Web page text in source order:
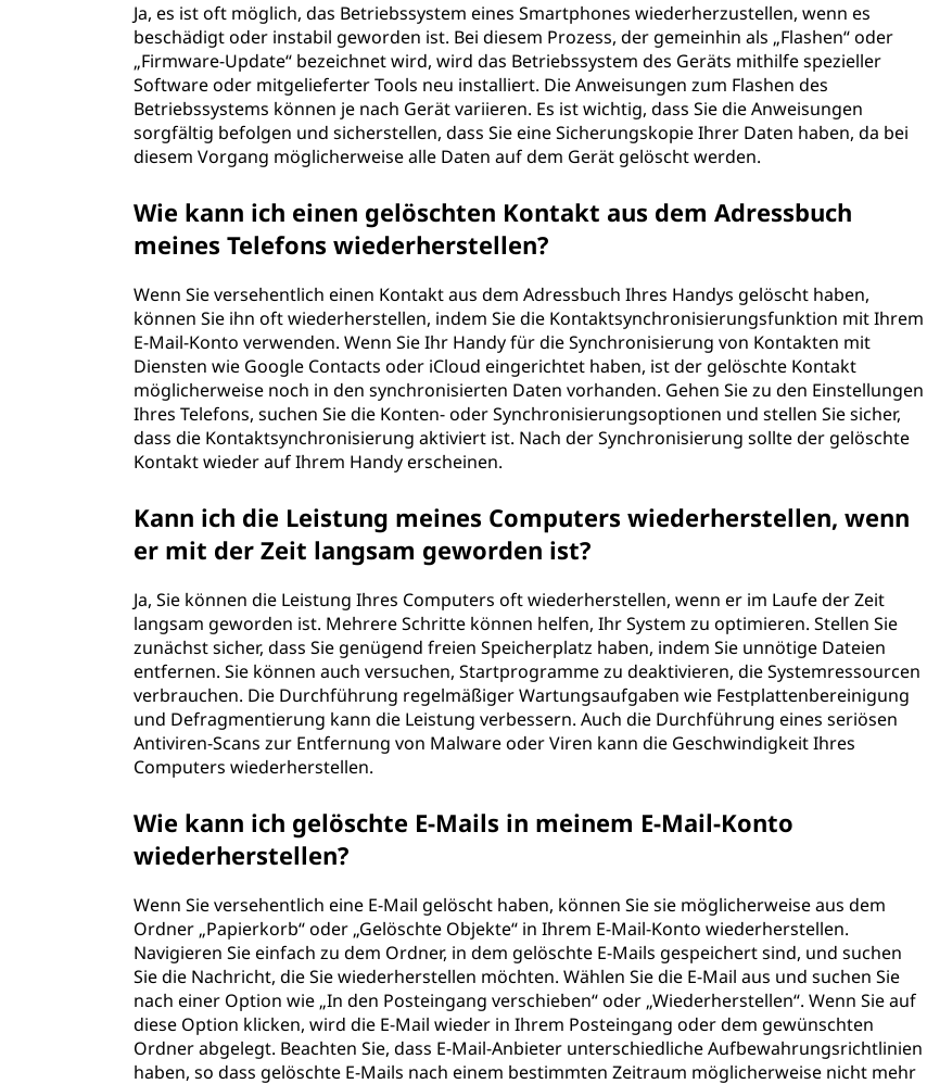
Ja, es ist oft möglich, das Betriebssystem eines Smartphones wiederherzustellen, wenn es
beschädigt oder instabil geworden ist. Bei diesem Prozess, der gemeinhin als „Flashen“ oder
„Firmware-Update“ bezeichnet wird, wird das Betriebssystem des Geräts mithilfe spezieller
Software oder mitgelieferter Tools neu installiert. Die Anweisungen zum Flashen des
Betriebssystems können je nach Gerät variieren. Es ist wichtig, dass Sie die Anweisungen
sorgfältig befolgen und sicherstellen, dass Sie eine Sicherungskopie Ihrer Daten haben, da bei
diesem Vorgang möglicherweise alle Daten auf dem Gerät gelöscht werden.
Wie kann ich einen gelöschten Kontakt aus dem Adressbuch
meines Telefons wiederherstellen?
Wenn Sie versehentlich einen Kontakt aus dem Adressbuch Ihres Handys gelöscht haben,
können Sie ihn oft wiederherstellen, indem Sie die Kontaktsynchronisierungsfunktion mit Ihrem
E-Mail-Konto verwenden. Wenn Sie Ihr Handy für die Synchronisierung von Kontakten mit
Diensten wie Google Contacts oder iCloud eingerichtet haben, ist der gelöschte Kontakt
möglicherweise noch in den synchronisierten Daten vorhanden. Gehen Sie zu den Einstellungen
Ihres Telefons, suchen Sie die Konten- oder Synchronisierungsoptionen und stellen Sie sicher,
dass die Kontaktsynchronisierung aktiviert ist. Nach der Synchronisierung sollte der gelöschte
Kontakt wieder auf Ihrem Handy erscheinen.
Kann ich die Leistung meines Computers wiederherstellen, wenn
er mit der Zeit langsam geworden ist?
Ja, Sie können die Leistung Ihres Computers oft wiederherstellen, wenn er im Laufe der Zeit
langsam geworden ist. Mehrere Schritte können helfen, Ihr System zu optimieren. Stellen Sie
zunächst sicher, dass Sie genügend freien Speicherplatz haben, indem Sie unnötige Dateien
entfernen. Sie können auch versuchen, Startprogramme zu deaktivieren, die Systemressourcen
verbrauchen. Die Durchführung regelmäßiger Wartungsaufgaben wie Festplattenbereinigung
und Defragmentierung kann die Leistung verbessern. Auch die Durchführung eines seriösen
Antiviren-Scans zur Entfernung von Malware oder Viren kann die Geschwindigkeit Ihres
Computers wiederherstellen.
Wie kann ich gelöschte E-Mails in meinem E-Mail-Konto
wiederherstellen?
Wenn Sie versehentlich eine E-Mail gelöscht haben, können Sie sie möglicherweise aus dem
Ordner „Papierkorb“ oder „Gelöschte Objekte“ in Ihrem E-Mail-Konto wiederherstellen.
Navigieren Sie einfach zu dem Ordner, in dem gelöschte E-Mails gespeichert sind, und suchen
Sie die Nachricht, die Sie wiederherstellen möchten. Wählen Sie die E-Mail aus und suchen Sie
nach einer Option wie „In den Posteingang verschieben“ oder „Wiederherstellen“. Wenn Sie auf
diese Option klicken, wird die E-Mail wieder in Ihrem Posteingang oder dem gewünschten
Ordner abgelegt. Beachten Sie, dass E-Mail-Anbieter unterschiedliche Aufbewahrungsrichtlinien
haben, so dass gelöschte E-Mails nach einem bestimmten Zeitraum möglicherweise nicht mehr